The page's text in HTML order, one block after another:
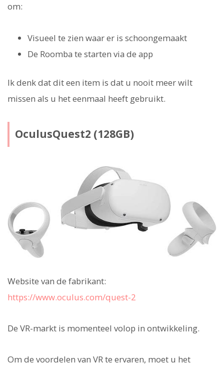
om:
Visueel te zien waar er is schoongemaakt
De Roomba te starten via de app
Ik denk dat dit een item is dat u nooit meer wilt
missen als u het eenmaal heeft gebruikt.
OculusQuest2 (128GB)
Website van de fabrikant:
https://www.oculus.com/quest-2
De VR-markt is momenteel volop in ontwikkeling.
Om de voordelen van VR te ervaren, moet u het